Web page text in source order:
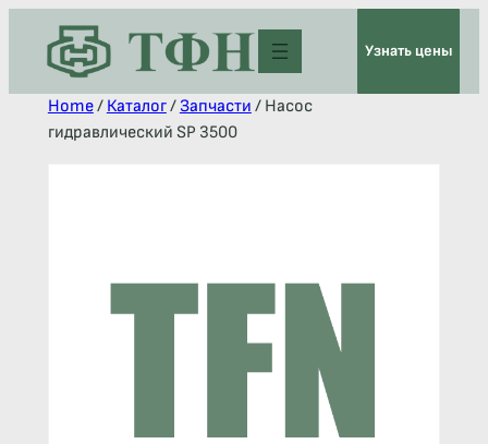
Узнать цены
Home/ Каталог/ Запчасти / Насос
гидравлический SP 3500